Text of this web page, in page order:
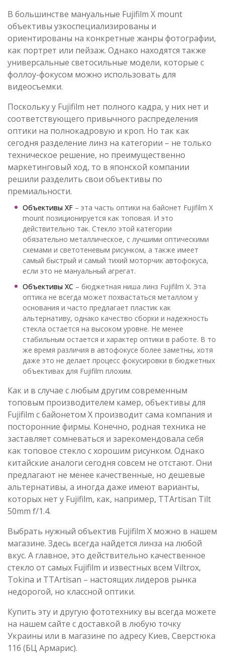
В большинстве мануальные Fujifilm Х mount
объективы узкоспециализированы и
ориентированы на конкретные жанры фотографии,
как портрет или пейзаж. Однако находятся также
универсальные светосильные модели, которые с
фоллоу-фокусом можно использовать для
видеосъемки.
Поскольку у Fujifilm нет полного кадра, у них нет и
соответствующего привычного распределения
оптики на полнокадровую и кроп. Но так как
сегодня разделение линз на категории – не только
техническое решение, но преимущественно
маркетинговый ход, то в японской компании
решили разделить свои объективы по
премиальности.
Объективы XF – эта часть оптики на байонет Fujifilm Х
mount позиционируется как топовая. И это
действительно так. Стекло этой категории
обязательно металлическое, с лучшими оптическими
схемами и светотеневым рисунком, а также имеет
самый быстрый и самый тихий моторчик автофокуса,
если это не мануальный агрегат.
Объективы XC – бюджетная ниша линз Fujifilm Х. Эта
оптика не всегда может похвастаться металлом у
основания и часто предлагает пластик как
альтернативу, однако качество сборки и надежность
стекла остается на высоком уровне. Не менее
стабильным остается и характер оптики в работе. В то
же время различия в автофокусе более заметны, хотя
даже это не делает процесс фокусировки в бюджетных
объективах для Fujifilm плохим.
Как и в случае с любым другим современным
топовым производителем камер, объективы для
Fujifilm с байонетом Х производит сама компания и
посторонние фирмы. Конечно, родная техника не
заставляет сомневаться и зарекомендовала себя
как топовое стекло с хорошим рисунком. Однако
китайские аналоги сегодня совсем не отстают. Они
предлагают не менее качественные, но дешевые
альтернативы, а иногда даже имеют варианты,
которых нет у Fujifilm, как, например, TTArtisan Tilt
50mm f/1.4.
Выбрать нужный объектив Fujifilm Х можно в нашем
магазине. Здесь всегда найдется линза на любой
вкус. А главное, это действительно качественное
стекло от самых Fujifilm и известных всем Viltrox,
Tokina и TTArtisan – настоящих лидеров рынка
недорогой, но классной оптики.
Купить эту и другую фототехнику вы всегда можете
на нашем сайте с доставкой в любую точку
Украины или в магазине по адресу Киев, Сверстюка
11б (БЦ Армарис).